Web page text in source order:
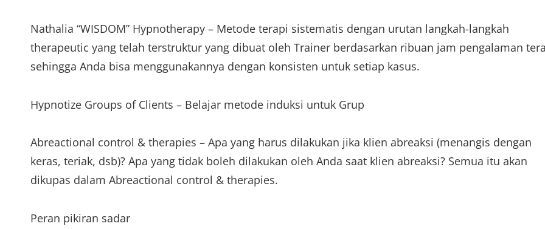
Nathalia “WISDOM” Hypnotherapy – Metode terapi sistematis dengan urutan langkah-langkah
therapeutic yang telah terstruktur yang dibuat oleh Trainer berdasarkan ribuan jam pengalaman
sehingga Anda bisa menggunakannya dengan konsisten untuk setiap kasus.
Hypnotize Groups of Clients – Belajar metode induksi untuk Grup
Abreactional control & therapies – Apa yang harus dilakukan jika klien abreaksi (menangis dengan
keras, teriak, dsb)? Apa yang tidak boleh dilakukan oleh Anda saat klien abreaksi? Semua itu akan
dikupas dalam Abreactional control & therapies.
Peran pikiran sadar